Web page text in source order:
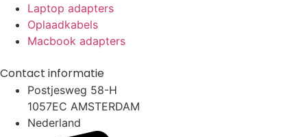
Laptop adapters
Oplaadkabels
Macbook adapters
Contact informatie
Postjesweg 58-H
1057EC AMSTERDAM
Nederland